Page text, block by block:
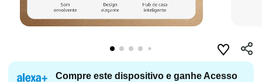
Compre este dispositivo e ganhe Acesso